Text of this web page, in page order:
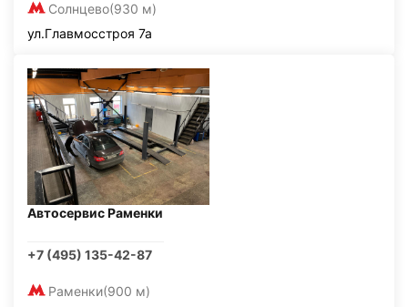
Солнцево(930 м)
ул.Главмосстроя 7а
Автосервис Раменки
+7 (495) 135-42-87
Раменки(900 м)